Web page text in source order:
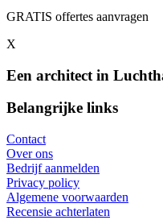
GRATIS offertes aanvragen
X
Een architect in
Belangrijke links
Contact
Over ons
Bedrijf aanmelden
Privacy policy
Algemene voorwaarden
Recensie achterlaten